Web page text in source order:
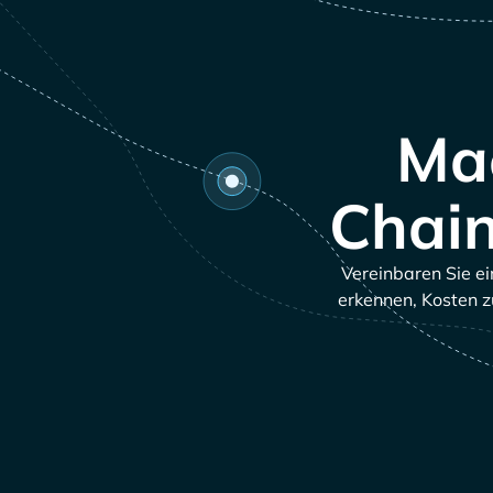
Vereinbaren Sie
erkennen, Kosten